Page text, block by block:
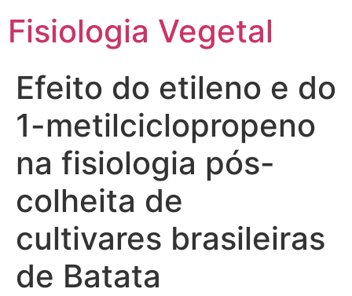
Fisiologia Vegetal
Efeito do etileno e do
1-metilciclopropeno
na fisiologia pós-
colheita de
cultivares brasileiras
de Batata